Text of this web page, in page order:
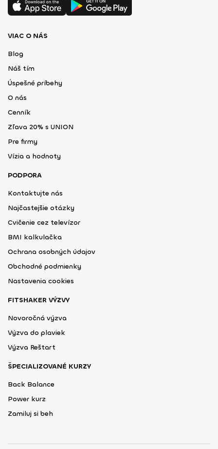
VIAC O NÁS
Blog
Náš tím
Úspešné príbehy
O nás
Cenník
Zľava 20% s UNION
Pre firmy
Vízia a hodnoty
PODPORA
Kontaktujte nás
Najčastejšie otázky
Cvičenie cez televízor
BMI kalkulačka
Ochrana osobných údajov
Obchodné podmienky
Nastavenia cookies
FITSHAKER VÝZVY
Novoročná výzva
Výzva do plaviek
Výzva Reštart
ŠPECIALIZOVANÉ KURZY
Back Balance
Power kurz
Zamiluj si beh